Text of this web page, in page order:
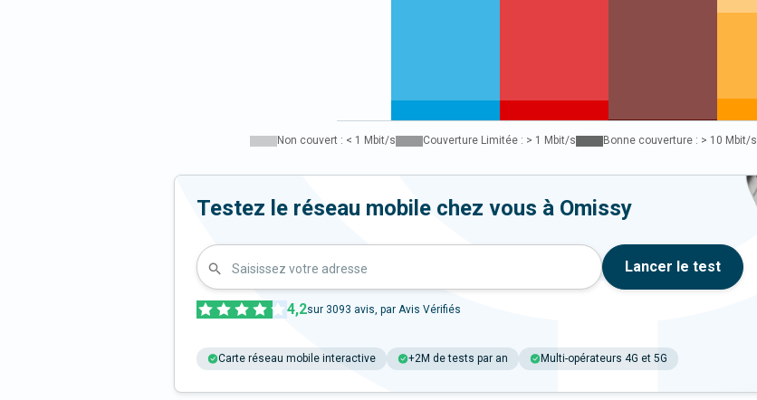
Non couvert : < 1 Mbit/s Couverture Limitée : > 1 Mbit/s Bonne couverture : > 10 Mbit/s
Testez le réseau mobile chez vous à Omissy
Saisissez votre adresse Lancer le test
4,2sur 3093 avis, par Avis Vérifiés
Carte réseau mobile interactive +2M de tests par an Multi-opérateurs 4G et 5G